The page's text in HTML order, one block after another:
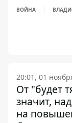
ВОЙНА
20:01, 01
От "будет
значит,
на